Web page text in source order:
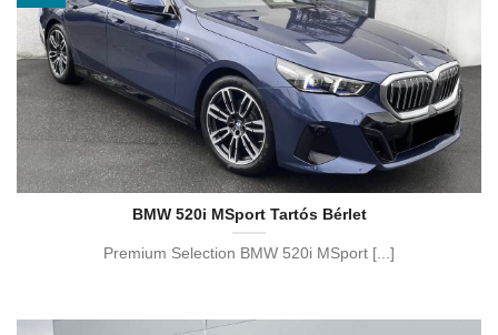
BMW 520i MSport Tartós Bérlet
Premium Selection BMW 520i MSport [...]